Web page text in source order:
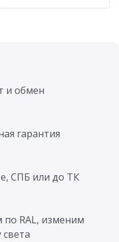
и обмен
гарантия
СПБ или до ТК
RAL, изменим